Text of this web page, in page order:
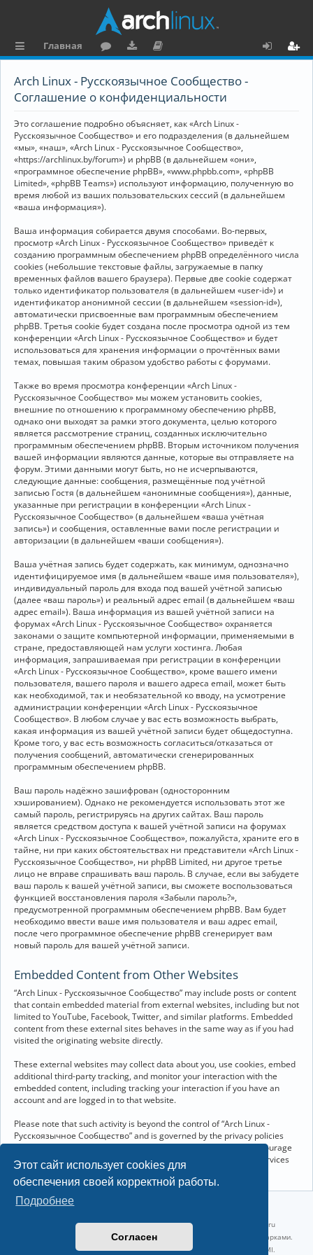
Этот сайт использует cookies для
обеспечения своей корректной работы.
Подробнее
Согласен
ы
к
и
Главная
ру
ру
и
ку
е
н
та
ц
я
Arch Linux - Русскоязычное Сообщество -
Соглашение о конфиденциальности
Это соглашение подробно объясняет, как «Arch Linux -
Русскоязычное Сообщество» и его подразделения (в дальнейшем
«мы», «наш», «Arch Linux - Русскоязычное Сообщество»,
«https://archlinux.by/forum») и phpBB (в дальнейшем «они»,
«программное обеспечение phpBB», «www.phpbb.com», «phpBB
Limited», «phpBB Teams») используют информацию, полученную во
время любой из ваших пользовательских сессий (в дальнейшем
«ваша информация»).
Ваша информация собирается двумя способами. Во-первых,
просмотр «Arch Linux - Русскоязычное Сообщество» приведёт к
созданию программным обеспечением phpBB определённого числа
cookies (небольшие текстовые файлы, загружаемые в папку
временных файлов вашего браузера). Первые две cookie содержат
только идентификатор пользователя (в дальнейшем «user-id») и
идентификатор анонимной сессии (в дальнейшем «session-id»),
автоматически присвоенные вам программным обеспечением
phpBB. Третья cookie будет создана после просмотра одной из тем
конференции «Arch Linux - Русскоязычное Сообщество» и будет
использоваться для хранения информации о прочтённых вами
темах, повышая таким образом удобство работы с форумами.
Также во время просмотра конференции «Arch Linux -
Русскоязычное Сообщество» мы можем установить cookies,
внешние по отношению к программному обеспечению phpBB,
однако они выходят за рамки этого документа, целью которого
является рассмотрение страниц, созданных исключительно
программным обеспечением phpBB. Вторым источником получения
вашей информации являются данные, которые вы отправляете на
форум. Этими данными могут быть, но не исчерпываются,
следующие данные: сообщения, размещённые под учётной
записью Гостя (в дальнейшем «анонимные сообщения»), данные,
указанные при регистрации в конференции «Arch Linux -
Русскоязычное Сообщество» (в дальнейшем «ваша учётная
запись») и сообщения, оставленные вами после регистрации и
авторизации (в дальнейшем «ваши сообщения»).
Ваша учётная запись будет содержать, как минимум, однозначно
идентифицируемое имя (в дальнейшем «ваше имя пользователя»),
индивидуальный пароль для входа под вашей учётной записью
(далее «ваш пароль») и реальный адрес email (в дальнейшем «ваш
адрес email»). Ваша информация из вашей учётной записи на
форумах «Arch Linux - Русскоязычное Сообщество» охраняется
законами о защите компьютерной информации, применяемыми в
стране, предоставляющей нам услуги хостинга. Любая
информация, запрашиваемая при регистрации в конференции
«Arch Linux - Русскоязычное Сообщество», кроме вашего имени
пользователя, вашего пароля и вашего адреса email, может быть
как необходимой, так и необязательной ко вводу, на усмотрение
администрации конференции «Arch Linux - Русскоязычное
Сообщество». В любом случае у вас есть возможность выбрать,
какая информация из вашей учётной записи будет общедоступна.
Кроме того, у вас есть возможность согласиться/отказаться от
получения сообщений, автоматически сгенерированных
программным обеспечением phpBB.
Ваш пароль надёжно зашифрован (односторонним
хэшированием). Однако не рекомендуется использовать этот же
самый пароль, регистрируясь на других сайтах. Ваш пароль
является средством доступа к вашей учётной записи на форумах
«Arch Linux - Русскоязычное Сообщество», пожалуйста, храните его в
тайне, ни при каких обстоятельствах ни представители «Arch Linux -
Русскоязычное Сообщество», ни phpBB Limited, ни другое третье
лицо не вправе спрашивать ваш пароль. В случае, если вы забудете
ваш пароль к вашей учётной записи, вы сможете воспользоваться
функцией восстановления пароля «Забыли пароль?»,
предусмотренной программным обеспечением phpBB. Вам будет
необходимо ввести ваше имя пользователя и ваш адрес email,
после чего программное обеспечение phpBB сгенерирует вам
новый пароль для вашей учётной записи.
Embedded Content from Other Websites
“Arch Linux - Русскоязычное Сообщество” may include posts or content
that contain embedded material from external websites, including but not
limited to YouTube, Facebook, Twitter, and similar platforms. Embedded
content from these external sites behaves in the same way as if you had
visited the originating website directly.
These external websites may collect data about you, use cookies, embed
additional third-party tracking, and monitor your interaction with the
embedded content, including tracking your interaction if you have an
account and are logged in to that website.
Please note that such activity is beyond the control of “Arch Linux -
Русскоязычное Сообщество” and is governed by the privacy policies
and terms of service of the respective external websites. We encourage
you to review the privacy and cookie policies of any third-party services
you interact with through embedded content.
Linux 6.18.40-1-lts x86_64 GNU/Linux 2026-07-26 08:48:12 |
vps reg.ru
Название и логотип Arch Linux ™ являются признанными торговыми марками.
Linux ® — зарегистрированная торговая марка Linus Torvalds и LMI.